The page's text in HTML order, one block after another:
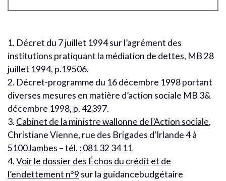
1. Décret du 7 juillet 1994 sur l’agrément des
institutions pratiquant la médiation de dettes, MB 28
juillet 1994, p.19506.
2. Décret-programme du 16 décembre 1998 portant
diverses mesures en matière d’action sociale MB 3&
décembre 1998, p. 42397.
3. Cabinet de la ministre wallonne de l’Action sociale,
Christiane Vienne, rue des Brigades d’Irlande 4 à
5100Jambes – tél. : 081 32 34 11
4.Voir le dossier des Échos du crédit et de
l’endettement n°9 sur la guidancebudgétaire